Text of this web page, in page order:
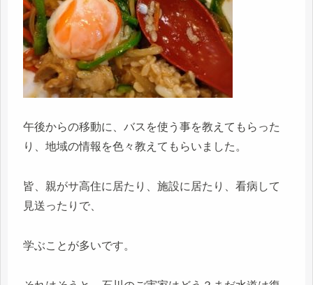
午後からの移動に、バスを使う事を教えてもらった
り、地域の情報を色々教えてもらいました。
皆、親がサ高住に居たり、施設に居たり、看病して
見送ったりで、
学ぶことが多いです。